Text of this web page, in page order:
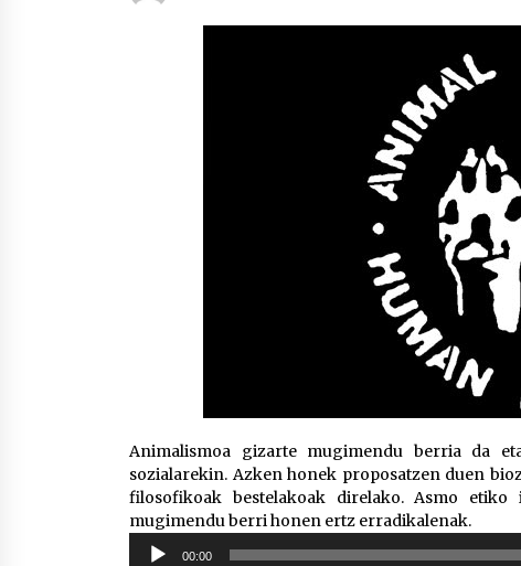
POTTO: San Pedro jaietako bertso-
Auritz Iñurrietaren margoak
ikusgai Uribitarte40 aretoan
Animalismoa gizarte mugimendu berria da
sozialarekin. Azken honek proposatzen duen
filosofikoak bestelakoak direlako. Asmo
mugimendu berri honen ertz erradikalenak.
Soinu
00:00